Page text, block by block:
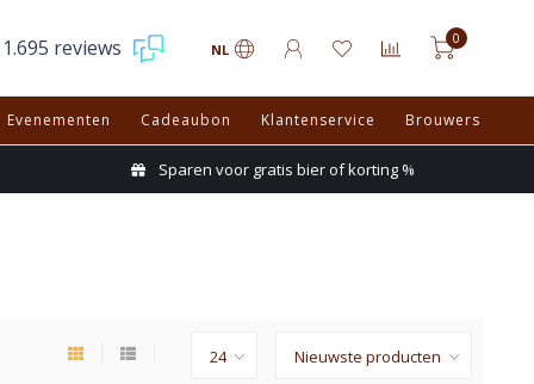
1.695 reviews NL
0
Evenementen Cadeaubon Klantenservice Brouwers
Sparen voor gratis bier of korting %